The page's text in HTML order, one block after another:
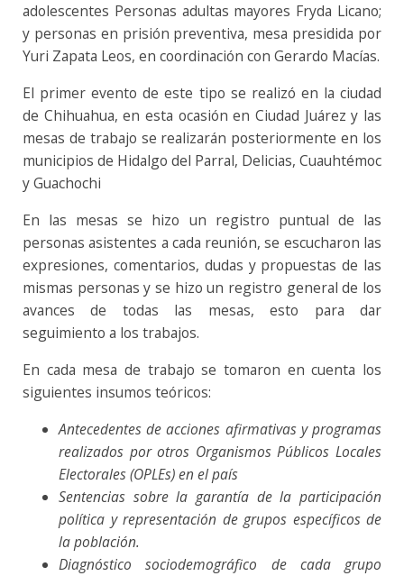
adolescentes Personas adultas mayores Fryda Licano;
y personas en prisión preventiva, mesa presidida por
Yuri Zapata Leos, en coordinación con Gerardo Macías.
El primer evento de este tipo se realizó en la ciudad
de Chihuahua, en esta ocasión en Ciudad Juárez y las
mesas de trabajo se realizarán posteriormente en los
municipios de Hidalgo del Parral, Delicias, Cuauhtémoc
y Guachochi
En las mesas se hizo un registro puntual de las
personas asistentes a cada reunión, se escucharon las
expresiones, comentarios, dudas y propuestas de las
mismas personas y se hizo un registro general de los
avances de todas las mesas, esto para dar
seguimiento a los trabajos.
En cada mesa de trabajo se tomaron en cuenta los
siguientes insumos teóricos:
Antecedentes de acciones afirmativas y programas
realizados por otros Organismos Públicos Locales
Electorales (OPLEs) en el país
Sentencias sobre la garantía de la participación
política y representación de grupos específicos de
la población.
Diagnóstico sociodemográfico de cada grupo